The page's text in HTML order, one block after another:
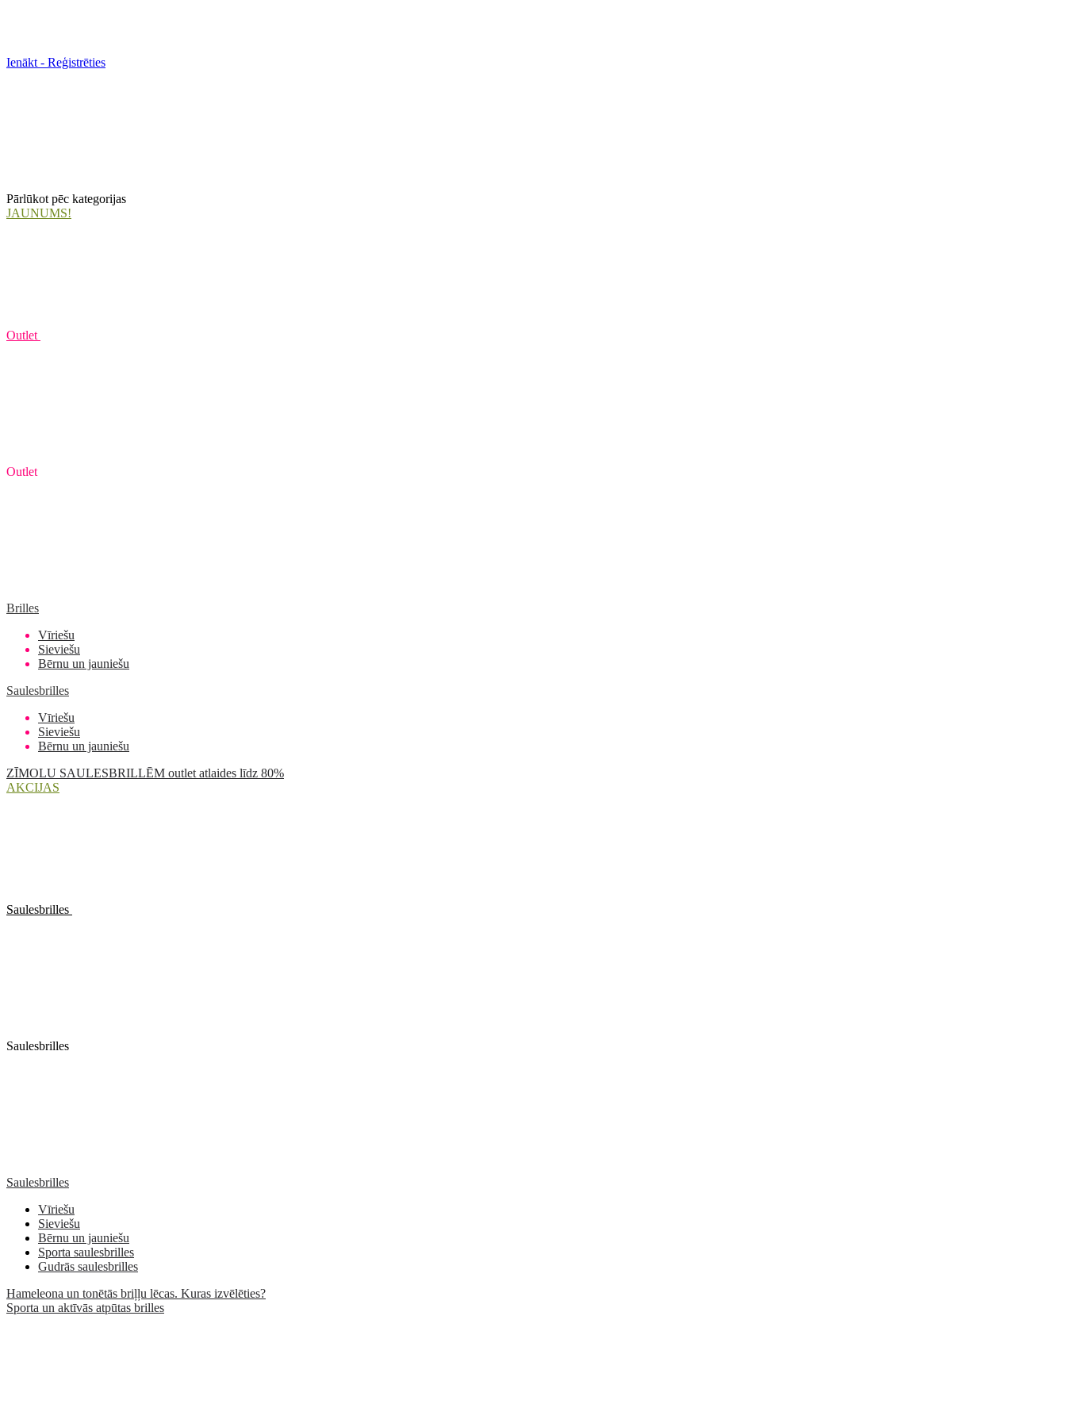
Ienākt - Reģistrēties
Pārlūkot pēc kategorijas
JAUNUMS!
Outlet
Outlet
Brilles
Vīriešu
Sieviešu
Bērnu un jauniešu
Saulesbrilles
Vīriešu
Sieviešu
Bērnu un jauniešu
ZĪMOLU SAULESBRILLĒM outlet atlaides līdz 80%
AKCIJAS
Saulesbrilles
Saulesbrilles
Saulesbrilles
Vīriešu
Sieviešu
Bērnu un jauniešu
Sporta saulesbrilles
Gudrās saulesbrilles
Hameleona un tonētās briļļu lēcas. Kuras izvēlēties?
Sporta un aktīvās atpūtas brilles